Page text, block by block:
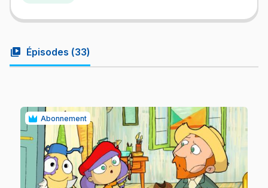
video_library Épisodes (33)
Abonnement